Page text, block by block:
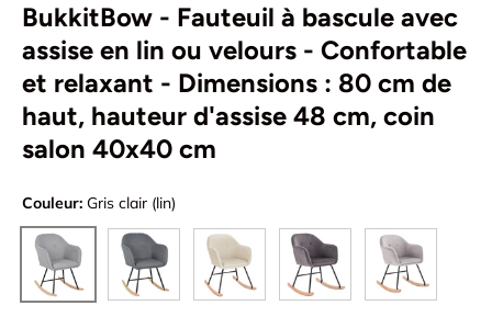
BukkitBow - Fauteuil à bascule avec
assise en lin ou velours - Confortable
et relaxant - Dimensions : 80 cm de
haut, hauteur d'assise 48 cm, coin
salon 40x40 cm
Couleur: Gris clair (lin)
Gris clair (lin)Gris foncé (lin)Crème / Blanc (Velours)
Gris foncé (velours)
Gris clair